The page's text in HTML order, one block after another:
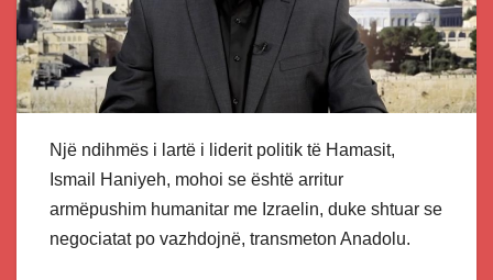
Një ndihmës i lartë i liderit politik të Hamasit,
Ismail Haniyeh, mohoi se është arritur
armëpushim humanitar me Izraelin, duke shtuar se
negociatat po vazhdojnë, transmeton Anadolu.